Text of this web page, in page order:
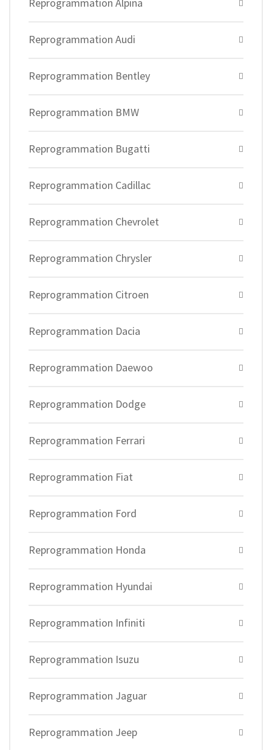
Reprogrammation Audi
Reprogrammation Bentley
Reprogrammation BMW
Reprogrammation Bugatti
Reprogrammation Cadillac
Reprogrammation Chevrolet
Reprogrammation Chrysler
Reprogrammation Citroen
Reprogrammation Dacia
Reprogrammation Daewoo
Reprogrammation Dodge
Reprogrammation Ferrari
Reprogrammation Fiat
Reprogrammation Ford
Reprogrammation Honda
Reprogrammation Hyundai
Reprogrammation Infiniti
Reprogrammation Isuzu
Reprogrammation Jaguar
Reprogrammation Jeep